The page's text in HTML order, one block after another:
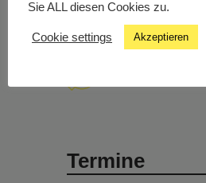
Studiochat
Termine
Sie ALL diesen Cookies zu.
Cookie settings Akzeptieren